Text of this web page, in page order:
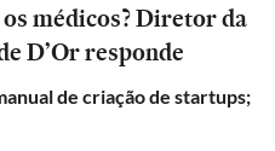
médicos? Diretor da
D’Or responde
de criação de startups;